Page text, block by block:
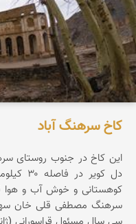
کاخ سرهنگ آباد
این کاخ در جنوب روستای
دل
کوهستانی و خوش آب و هوا